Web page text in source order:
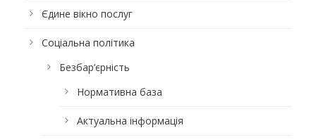
Єдине вікно послуг
Соціальна політика
Безбар’єрність
Нормативна база
Актуальна інформація